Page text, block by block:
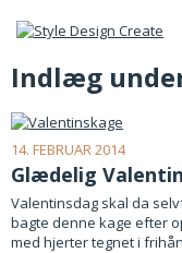
Indlæg
14. FEBRUAR 2014
Glædelig
Valentinsdag skal da
bagte denne kage efter
med hjerter tegnet i